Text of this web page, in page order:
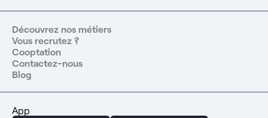
Découvrez nos métiers
Vous recrutez ?
Cooptation
Contactez-nous
Blog
App